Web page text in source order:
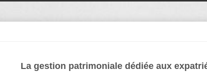
La gestion patrimoniale dédiée aux